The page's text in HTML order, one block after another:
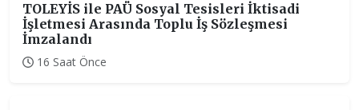
TOLEYİS ile PAÜ Sosyal Tesisleri İktisadi
İşletmesi Arasında Toplu İş Sözleşmesi
İmzalandı
16 Saat Önce